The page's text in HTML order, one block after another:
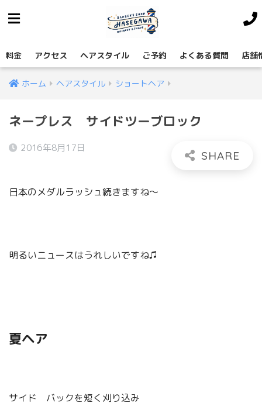
料金 アクセス ヘアスタイル ご予約 よくある質問 店舗
ホーム ヘアスタイル ショートヘア
ネープレス サイドツーブロック
2016年8月17日
日本のメダルラッシュ続きますね〜
明るいニュースはうれしいですね♫
夏ヘア
サイド バックを短く刈り込み